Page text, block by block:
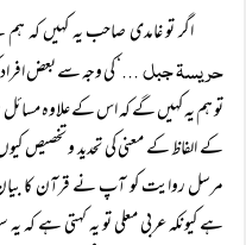
اگر تو غامدی صاحب یہ کہیں کہ
حریسۃ جبل ... ‘ کی وجہ سے بعض
تو ہم یہ کہیں گے کہ اس کے علاوہ
کے الفاظ کے معنی کی تحدید و تخصیص
مرسل روایت کو آپ نے قرآن کا
ہے کیونکہ عربی معلی تو یہ کہتی ہے